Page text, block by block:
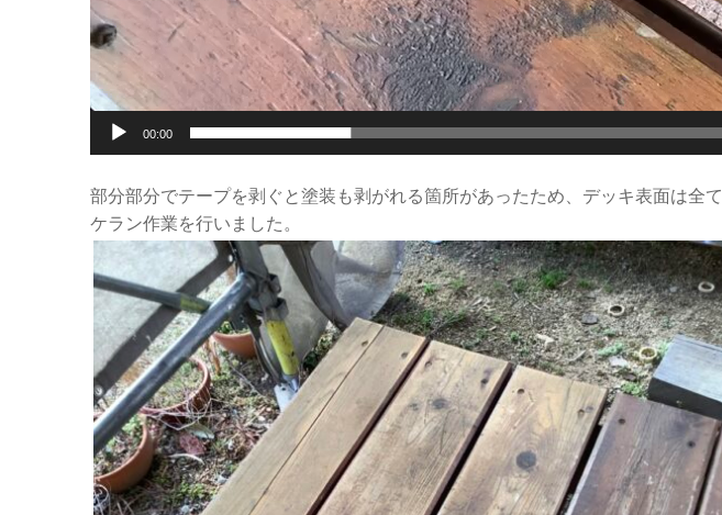
00:00
部分部分でテープを剥ぐと塗装も剥がれる箇所があったため、デッキ表面は全て
ケラン作業を行いました。